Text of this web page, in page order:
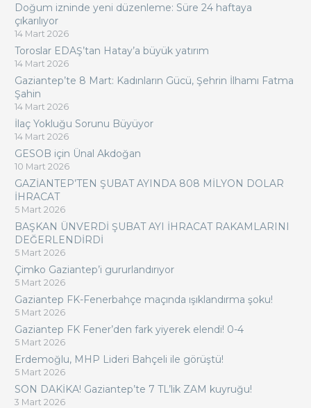
Doğum izninde yeni düzenleme: Süre 24 haftaya
çıkarılıyor
14 Mart 2026
Toroslar EDAŞ’tan Hatay’a büyük yatırım
14 Mart 2026
Gaziantep’te 8 Mart: Kadınların Gücü, Şehrin İlhamı Fatma
Şahin
14 Mart 2026
İlaç Yokluğu Sorunu Büyüyor
14 Mart 2026
GESOB için Ünal Akdoğan
10 Mart 2026
GAZİANTEP’TEN ŞUBAT AYINDA 808 MİLYON DOLAR
İHRACAT
5 Mart 2026
BAŞKAN ÜNVERDİ ŞUBAT AYI İHRACAT RAKAMLARINI
DEĞERLENDİRDİ
5 Mart 2026
Çimko Gaziantep’i gururlandırıyor
5 Mart 2026
Gaziantep FK-Fenerbahçe maçında ışıklandırma şoku!
5 Mart 2026
Gaziantep FK Fener’den fark yiyerek elendi! 0-4
5 Mart 2026
Erdemoğlu, MHP Lideri Bahçeli ile görüştü!
5 Mart 2026
SON DAKİKA! Gaziantep’te 7 TL’lik ZAM kuyruğu!
3 Mart 2026